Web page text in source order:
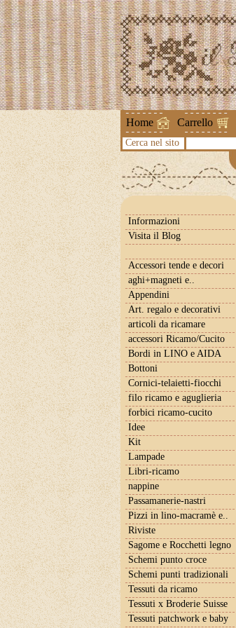
Home Carrello
Cerca nel sito
Informazioni
Visita il Blog
Accessori tende e decori
aghi+magneti e..
Appendini
Art. regalo e decorativi
articoli da ricamare
accessori Ricamo/Cucito
Bordi in LINO e AIDA
Bottoni
Cornici-telaietti-fiocchi
filo ricamo e aguglieria
forbici ricamo-cucito
Idee
Kit
Lampade
Libri-ricamo
nappine
Passamanerie-nastri
Pizzi in lino-macramè e..
Riviste
Sagome e Rocchetti legno
Schemi punto croce
Schemi punti tradizionali
Tessuti da ricamo
Tessuti x Broderie Suisse
Tessuti patchwork e baby